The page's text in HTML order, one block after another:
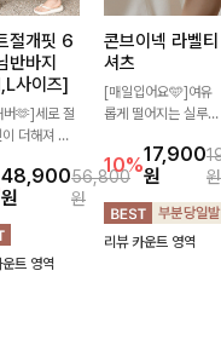
절개핏 6
반바지
사이즈]
버🫶]세로 절
더해져 다
더욱 길고
연출해주는
반바지 🤍
기장과 여
으로 편안하
며 다양한
48,900
원
56,800
원
트 영역
콘브이넥 라벨티
셔츠
[매일입어요🩵]여유
롭게 떨어지는 실루엣
자인으로 데일리하게
즐기기 좋은 티셔츠-
소매 라벨 디테일이
은은한 포인트를 더해
심플하면서도 센스 있
10%17,900
원
원
리뷰 카운트 영역